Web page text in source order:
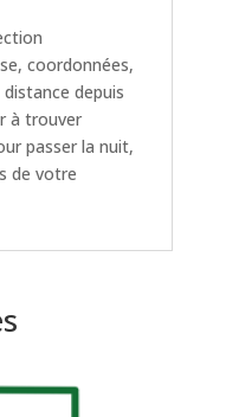
coordonnées,
depuis
à trouver
passer la nuit,
de votre